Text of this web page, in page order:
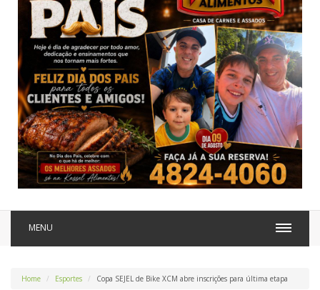
MENU
Home Esportes Copa SEJEL de Bike XCM abre inscrições para última etapa